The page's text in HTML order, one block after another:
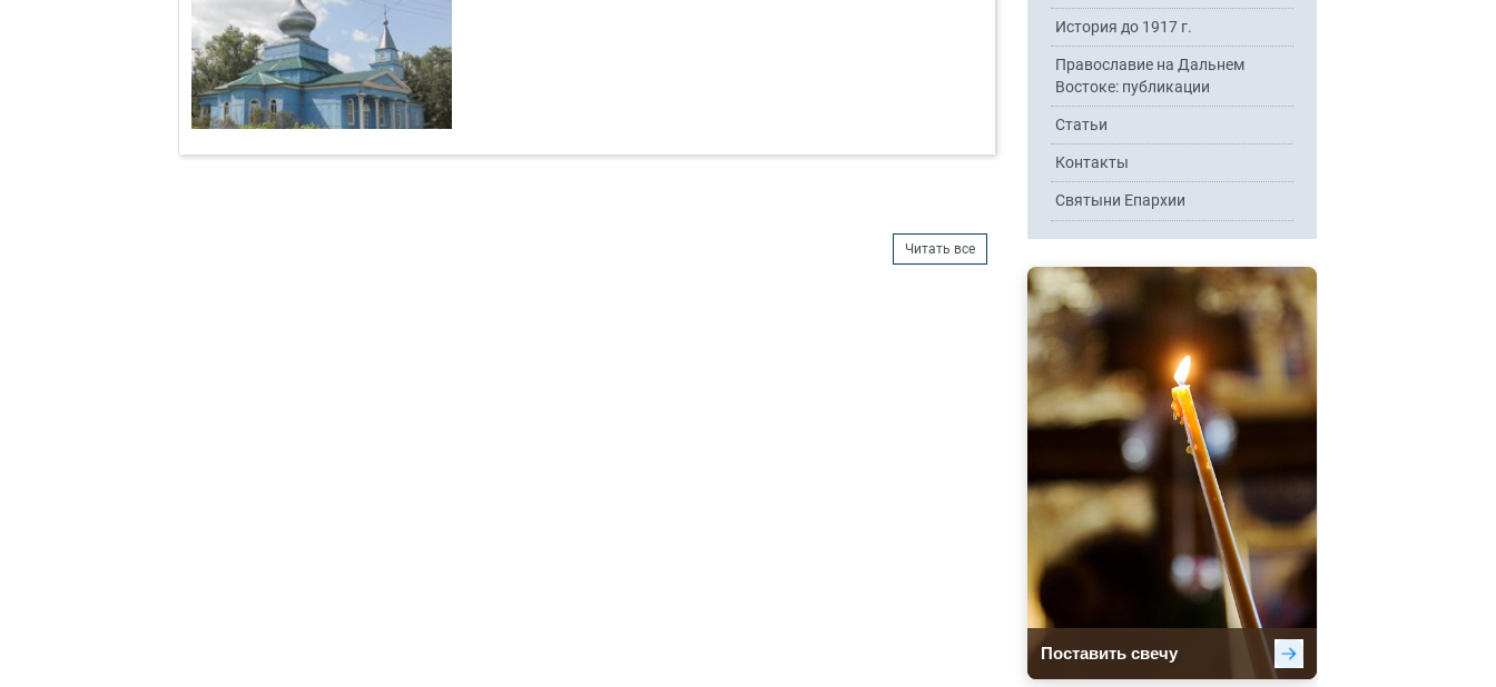
Читать все
История до 1917 г.
Православие на Дальнем
Востоке: публикации
Статьи
Контакты
Святыни Епархии